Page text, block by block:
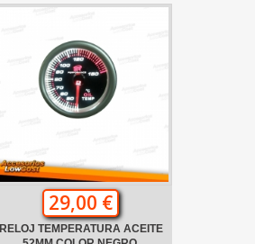
29,00 €
RELOJ TEMPERATURA ACEITE